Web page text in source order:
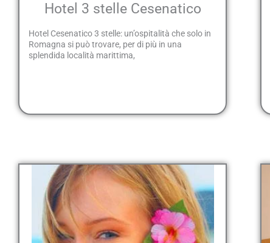
Hotel 3 stelle Cesenatico
Hotel Cesenatico 3 stelle: un’ospitalità che solo in
Romagna si può trovare, per di più in una
splendida località marittima,